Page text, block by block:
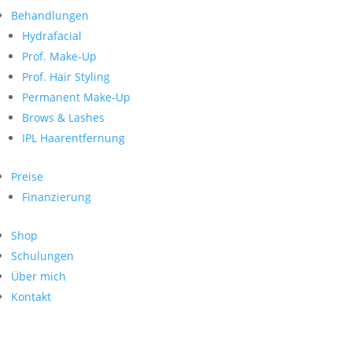
Behandlungen
Hydrafacial
Prof. Make-Up
Prof. Hair Styling
Permanent Make-Up
Brows & Lashes
IPL Haarentfernung
Preise
Finanzierung
Shop
Schulungen
Über mich
Kontakt
nach:
Neueste Kommentare
Archiv
Kategorien
Keine Kategorien
Meta
Anmelden
Feed der Einträge
WordPress.org
Search
nach:
Archive
Kontakt
Impressum
Datenschutz